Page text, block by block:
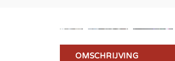
OMSCHRIJVING